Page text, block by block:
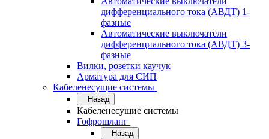
дифференциального тока (АВДТ) 1-
фазные
Автоматические выключатели
дифференциального тока (АВДТ) 3-
фазные
Вилки, розетки каучук
Арматура для СИП
Кабеленесущие системы
Назад
Кабеленесущие системы
Гофрошланг
Назад